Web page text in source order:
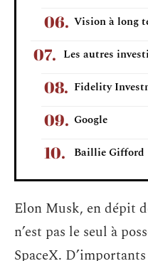
Vision à long
Les autres
Fidelity
Google
Baillie Gifford
Elon Musk, en dépit
n’est pas le seul à
SpaceX.